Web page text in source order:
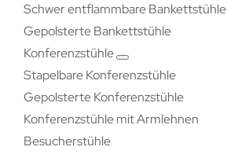
Schwer entflammbare Bankettstühle
Gepolsterte Bankettstühle
Konferenzstühle
Stapelbare Konferenzstühle
Gepolsterte Konferenzstühle
Konferenzstühle mit Armlehnen
Besucherstühle